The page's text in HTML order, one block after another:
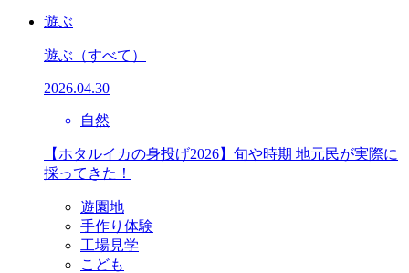
遊ぶ
遊ぶ （すべて）
2026.04.30
自然
【ホタルイカの身投げ2026】旬や時期 地元民が実際に
採ってきた！
遊園地
手作り体験
工場見学
こども